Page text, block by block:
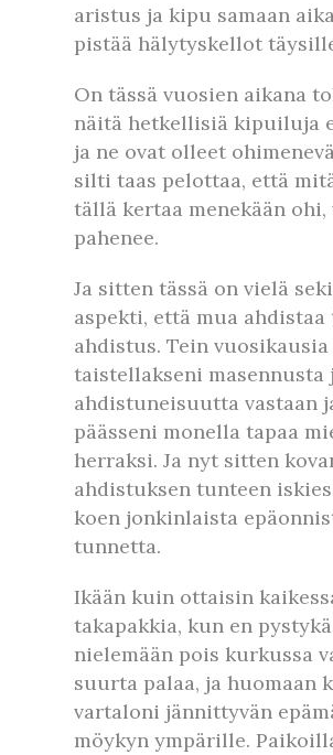
aristus ja kipu samaan
pistää hälytyskellot
On tässä vuosien aikana
näitä hetkellisiä kipuiluja
ja ne ovat olleet
silti taas pelottaa, että
tällä kertaa menekään ohi,
pahenee.
Ja sitten tässä on vielä
aspekti, että mua ahdistaa
ahdistus. Tein
taistellakseni masennusta
ahdistuneisuutta vastaan
päässeni monella tapaa
herraksi. Ja nyt sitten
ahdistuksen tunteen
koen jonkinlaista
tunnetta.
Ikään kuin ottaisin
takapakkia, kun en
nielemään pois kurkussa
suurta palaa, ja huomaan
vartaloni jännittyvän
möykyn ympärille.